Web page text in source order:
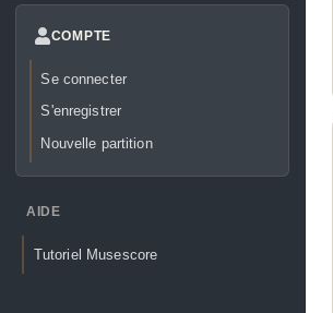
COMPTE
Se connecter
S'enregistrer
Nouvelle partition
AIDE
Tutoriel Musescore